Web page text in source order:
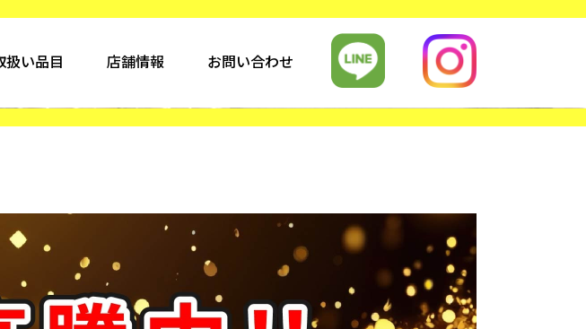
扱い品目 店舗情報 お問い合わせ